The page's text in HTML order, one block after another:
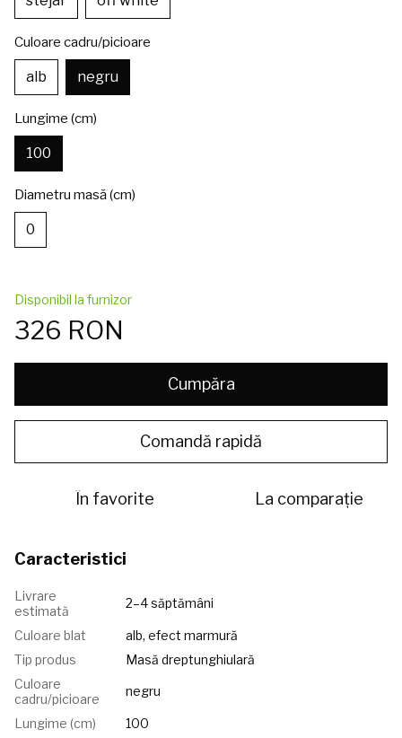
Culoare cadru/picioare
alb negru
Lungime (cm)
100
Diametru masă (cm)
0
Disponibil la furnizor
326 RON
Cumpăra
Comandă rapidă
În favorite La comparație
Caracteristici
Livrare
estimată
2–4 săptămâni
Culoare blat
alb, efect marmură
Tip produs
Masă dreptunghiulară
Culoare
cadru/picioare
negru
Lungime (cm)
100